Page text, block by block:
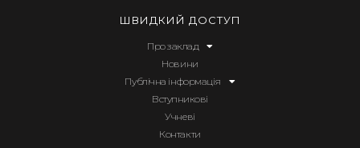
ШВИДКИЙ ДОСТУП
Про заклад
Новини
Публічна інформація
Вступникові
Учневі
Контакти